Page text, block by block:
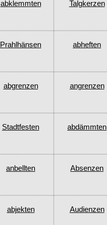
abklemmten Talgkerzen
Prahlhänsen abheften
abgrenzen angrenzen
Stadtfesten abdämmten
anbellten Absenzen
abjekten Audienzen